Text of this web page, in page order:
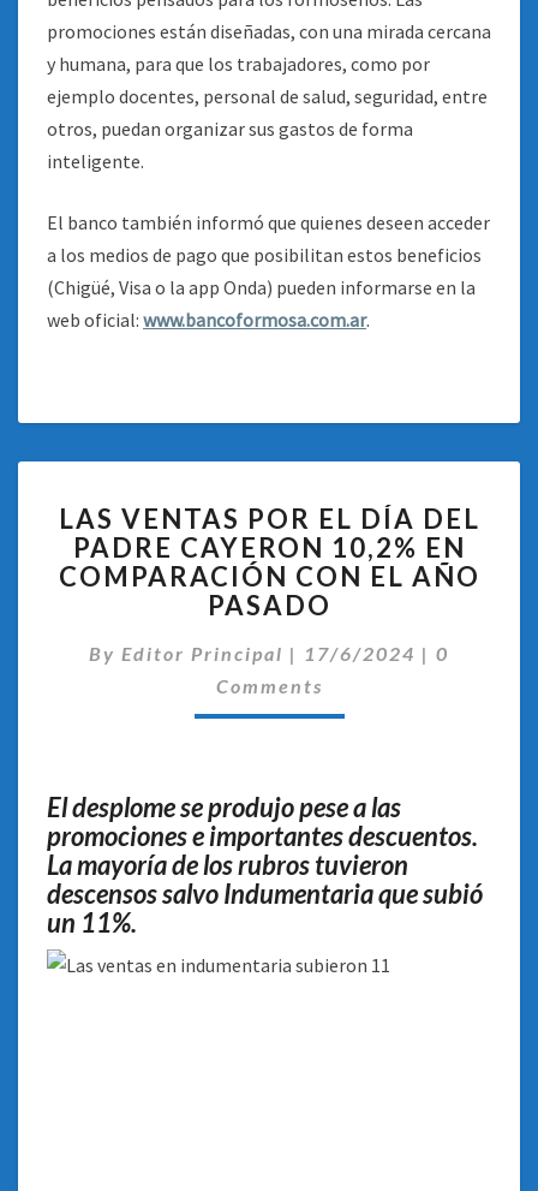
promociones están diseñadas, con una mirada cercana
y humana, para que los trabajadores, como por
ejemplo docentes, personal de salud, seguridad, entre
otros, puedan organizar sus gastos de forma
inteligente.
El banco también informó que quienes deseen acceder
a los medios de pago que posibilitan estos beneficios
(Chigüé, Visa o la app Onda) pueden informarse en la
web oficial: www.bancoformosa.com.ar.
VENTAS
POR
EL
DÍA
PADRE
CAYERON
EL
AÑO
PASADO
LAS VENTAS POR EL DÍA DEL
PADRE CAYERON 10,2% EN
COMPARACIÓN CON EL AÑO
PASADO
By Editor Principal | 17/6/2024 | 0
Comments
El desplome se produjo pese a las
promociones e importantes descuentos.
La mayoría de los rubros tuvieron
descensos salvo Indumentaria que subió
un 11%.